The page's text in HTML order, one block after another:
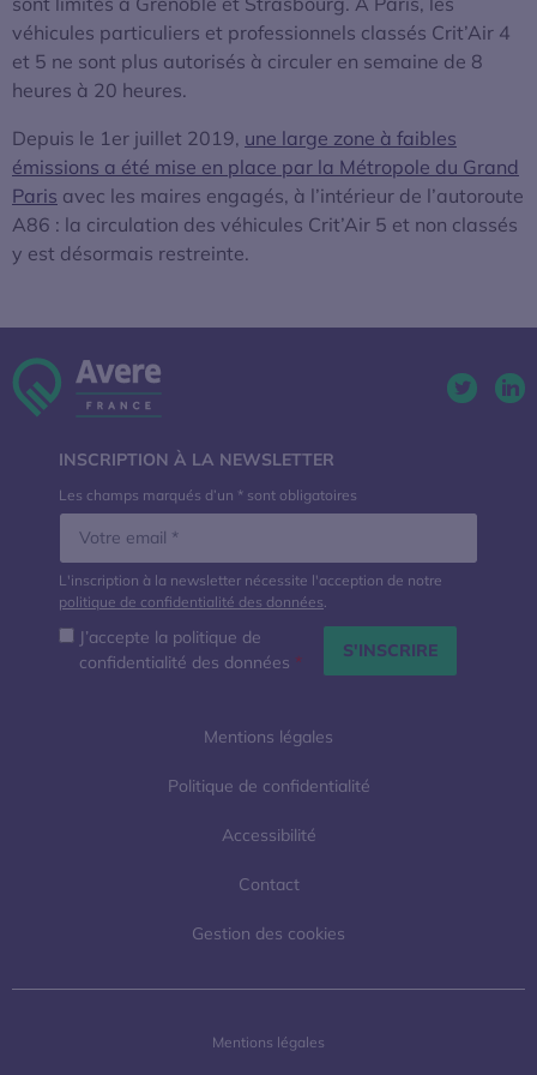
véhicules particuliers et professionnels classés Crit’Air 4
et 5 ne sont plus autorisés à circuler en semaine de 8
heures à 20 heures.
Depuis le 1er juillet 2019, une large zone à faibles
émissions a été mise en place par la Métropole du Grand
Paris avec les maires engagés, à l’intérieur de l’autoroute
A86 : la circulation des véhicules Crit’Air 5 et non classés
y est désormais restreinte.
Mentions légales
Politique de confidentialité
Accessibilité
Contact
Gestion des cookies
INSCRIPTION À LA NEWSLETTER
Les champs marqués d’un * sont obligatoires
L'inscription à la newsletter nécessite l'acception de notre
politique de confidentialité des données.
J’accepte la politique de
confidentialité des données *
Mentions légales